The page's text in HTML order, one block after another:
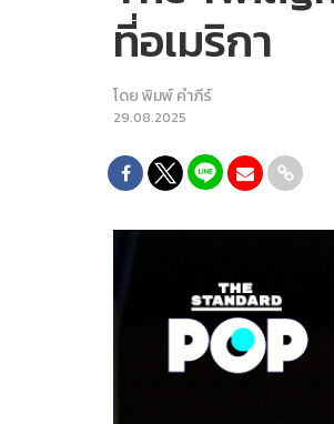
ที่อเมริกา
โดยพิมพ์ คำภีร์
29.08.2025